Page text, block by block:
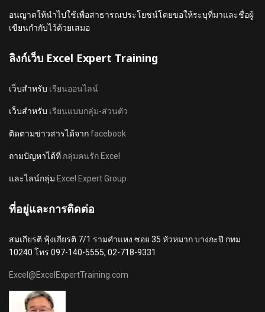
อนญาตให้นำไปใช้เพื่อสาธารณประโยชน์โดยขอให้ระบุที่มาและชื่อผู้
เขียนกำกับไว้ด้วยเสมอ
ลิงก์เว็บ Excel Expert Training
เว็บสำหรับ เรียนออนไลน์
เว็บสำหรับ เรียนแบบกลุ่ม-ส่วนตัว
ติดตามข่าวสารได้จากfacebook
ถามปัญหาได้ที่ กลุ่มคนรัก Excel
และไลน์กลุ่ม Excel Expert Group
ที่อยู่และการติดต่อ
สมเกียรติ ฟุ้งเกียรติ 7/1 รามคำแหง ซอย 35 หัวหมาก บางกะปิ กทม
10240 โทร 097-140-5555, 02-718-9331
Excel@ExcelExpertTraining.com